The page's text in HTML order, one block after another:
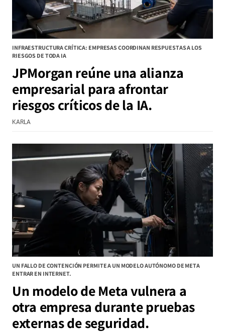
INFRAESTRUCTURA CRÍTICA: EMPRESAS COORDINAN RESPUESTAS A LOS
RIESGOS DE TODA IA
JPMorgan reúne una alianza
empresarial para afrontar
riesgos críticos de la IA.
KARLA
UN FALLO DE CONTENCIÓN PERMITE A UN MODELO AUTÓNOMO DE META
ENTRAR EN INTERNET.
Un modelo de Meta vulnera a
otra empresa durante pruebas
externas de seguridad.